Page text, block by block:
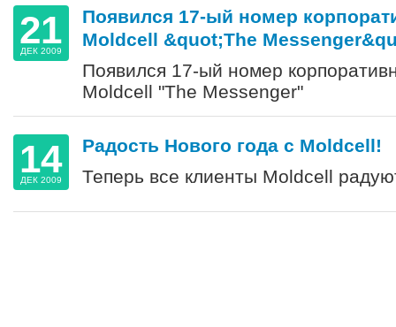
21
ДЕК 2009
Появился 17-ый номер
Moldcell &quot;The
Появился 17-ый номер
Moldcell "The Messenger"
14
ДЕК 2009
Радость Нового года с Moldcell!
Теперь все клиенты Moldcell